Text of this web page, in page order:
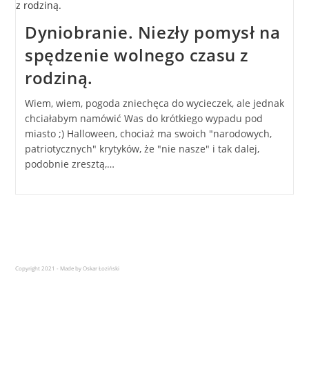
Dyniobranie. Niezły pomysł na
spędzenie wolnego czasu z
rodziną.
Wiem, wiem, pogoda zniechęca do wycieczek, ale jednak
chciałabym namówić Was do krótkiego wypadu pod
miasto ;) Halloween, chociaż ma swoich "narodowych,
patriotycznych" krytyków, że "nie nasze" i tak dalej,
podobnie zresztą,…
Copyright 2021 - Made by Oskar Łoziński